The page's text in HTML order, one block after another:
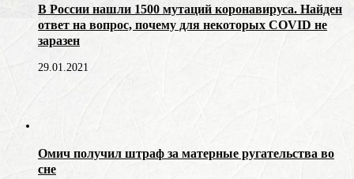
В России нашли 1500 мутаций коронавируса. Найден
ответ на вопрос, почему для некоторых COVID не
заразен
29.01.2021
Омич получил штраф за матерные ругательства во
сне